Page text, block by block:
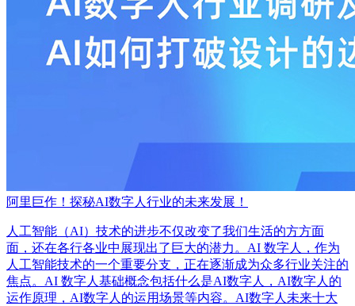
阿里巨作！探秘AI数字人行业的未来发展！
人工智能（AI）技术的进步不仅改变了我们生活的方方面
面，还在各行各业中展现出了巨大的潜力。AI 数字人，作为
人工智能技术的一个重要分支，正在逐渐成为众多行业关注的
焦点。AI 数字人基础概念包括什么是AI数字人，AI数字人的
运作原理，AI数字人的运用场景等内容。AI数字人未来十大